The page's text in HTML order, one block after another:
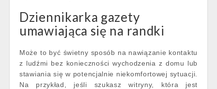
Dziennikarka gazety
umawiająca się na randki
Może to być świetny sposób na nawiązanie kontaktu
z ludźmi bez konieczności wychodzenia z domu lub
stawiania się w potencjalnie niekomfortowej sytuacji.
Na przykład, jeśli szukasz witryny, która jest